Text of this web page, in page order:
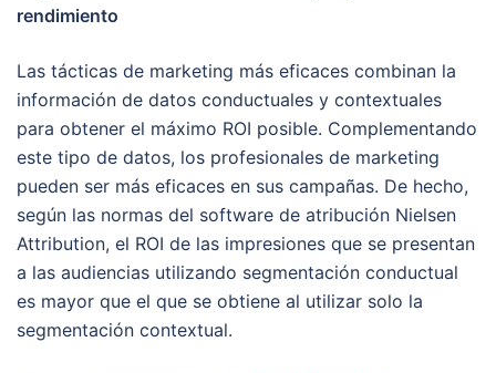
rendimiento
Las tácticas de marketing más eficaces combinan la
información de datos conductuales y contextuales
para obtener el máximo ROI posible. Complementando
este tipo de datos, los profesionales de marketing
pueden ser más eficaces en sus campañas. De hecho,
según las normas del software de atribución Nielsen
Attribution, el ROI de las impresiones que se presentan
a las audiencias utilizando segmentación conductual
es mayor que el que se obtiene al utilizar solo la
segmentación contextual.